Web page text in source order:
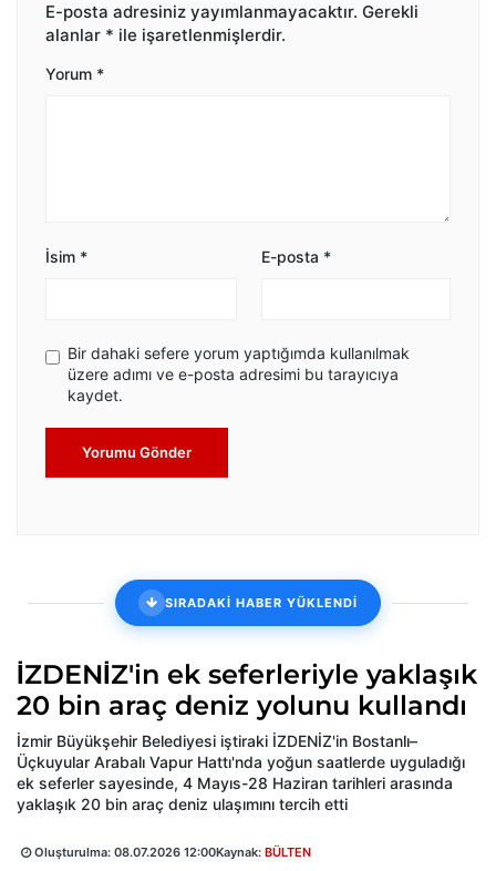
E-posta adresiniz yayımlanmayacaktır. Gerekli
alanlar * ile işaretlenmişlerdir.
Yorum *
İsim * E-posta *
Bir dahaki sefere yorum yaptığımda kullanılmak
üzere adımı ve e-posta adresimi bu tarayıcıya
kaydet.
Yorumu Gönder
SIRADAKİ HABER YÜKLENDİ
İZDENİZ'in ek seferleriyle yaklaşık
20 bin araç deniz yolunu kullandı
İzmir Büyükşehir Belediyesi iştiraki İZDENİZ'in Bostanlı–
Üçkuyular Arabalı Vapur Hattı'nda yoğun saatlerde uyguladığı
ek seferler sayesinde, 4 Mayıs-28 Haziran tarihleri arasında
yaklaşık 20 bin araç deniz ulaşımını tercih etti
Oluşturulma: 08.07.2026 12:00Kaynak: BÜLTEN